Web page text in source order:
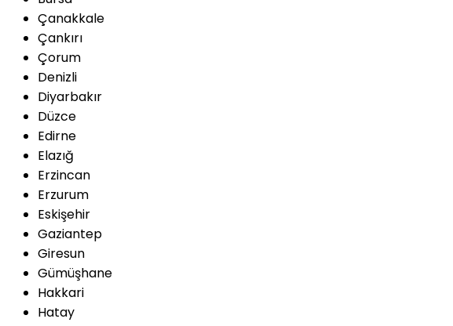
Çanakkale
Çankırı
Çorum
Denizli
Diyarbakır
Düzce
Edirne
Elazığ
Erzincan
Erzurum
Eskişehir
Gaziantep
Giresun
Gümüşhane
Hakkari
Hatay